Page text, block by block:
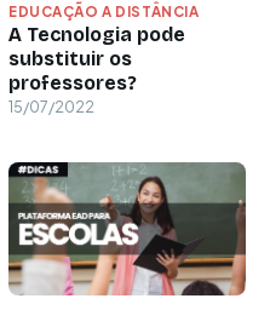
EDUCAÇÃO A DISTÂNCIA
A Tecnologia pode
substituir os
professores?
15/07/2022